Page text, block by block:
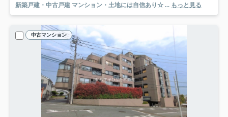
新築戸建・中古戸建 マンション・土地には自信あり☆ ... もっと見る
中古マンション